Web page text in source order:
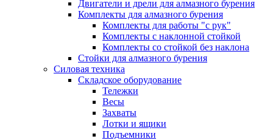
Двигатели и дрели для алмазного бурения
Комплекты для алмазного бурения
Комплекты для работы "с рук"
Комплекты с наклонной стойкой
Комплекты со стойкой без наклона
Стойки для алмазного бурения
Силовая техника
Складское оборудование
Тележки
Весы
Захваты
Лотки и ящики
Подъемники